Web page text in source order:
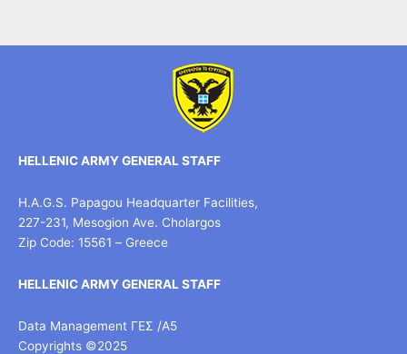
HELLENIC ARMY GENERAL STAFF
H.A.G.S. Papagou Headquarter Facilities,
227-231, Mesogion Ave. Cholargos
Zip Code: 15561 – Greece
HELLENIC ARMY GENERAL STAFF
Data Management ΓΕΣ /Α5
Copyrights ©2025